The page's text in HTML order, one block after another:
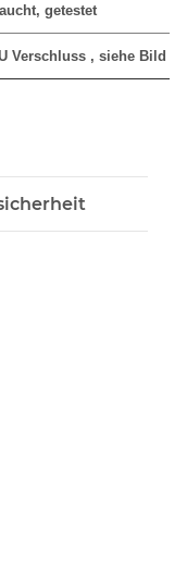
getestet
Verschluss , siehe Bild